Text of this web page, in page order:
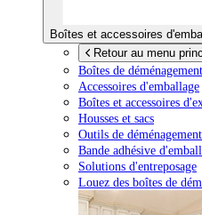
Boîtes et accessoires
Retour au menu
Boîtes de déménagement
Accessoires d'emballage
Boîtes et accessoires
Housses et sacs
Outils de
Bande adhésive
Solutions d'entreposage
Louez des boîtes de